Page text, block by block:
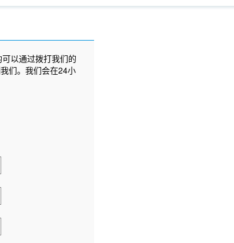
以通过拨打我们的
们。我们会在24小